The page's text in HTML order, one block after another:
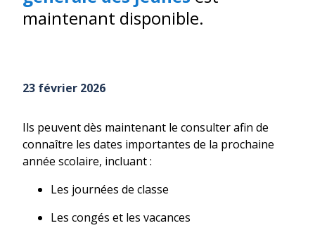
maintenant disponible.
23 février 2026
Ils peuvent dès maintenant le consulter afin de
connaître les dates importantes de la prochaine
année scolaire, incluant :
Les journées de classe
Les congés et les vacances